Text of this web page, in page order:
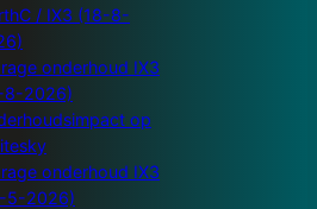
/ IX3 (18-8-
onderhoud IX3
8-2026)
op
onderhoud IX3
5-2026)